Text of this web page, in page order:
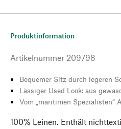
Produktinformation
Artikelnummer 209798
Bequemer Sitz durch legeren
Lässiger Used Look: aus
Vom „maritimen Spezialisten“
100% Leinen. Enthält